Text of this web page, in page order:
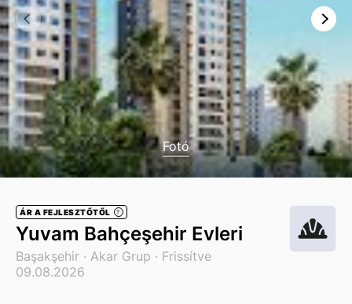
Fotó
ÁR A FEJLESZTŐTŐL ?
Yuvam Bahçeşehir Evleri
Başakşehir · Akar Grup · Frissítve
09.08.2026